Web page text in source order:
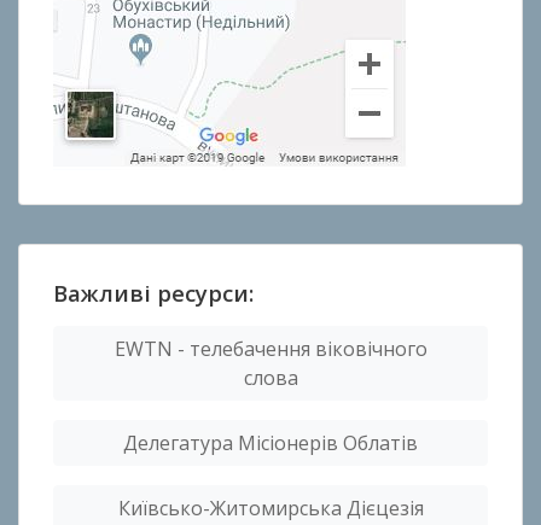
Важливі ресурси:
EWTN - телебачення віковічного
слова
Делегатура Місіонерів Облатів
Київсько-Житомирська Дієцезія